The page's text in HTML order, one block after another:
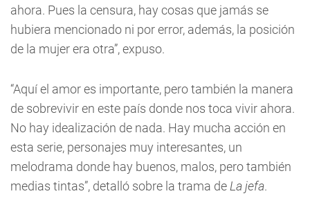
ahora. Pues la censura, hay cosas que jamás se
hubiera mencionado ni por error, además, la posición
de la mujer era otra”, expuso.
“Aquí el amor es importante, pero también la manera
de sobrevivir en este país donde nos toca vivir ahora.
No hay idealización de nada. Hay mucha acción en
esta serie, personajes muy interesantes, un
melodrama donde hay buenos, malos, pero también
medias tintas”, detalló sobre la trama de La jefa.